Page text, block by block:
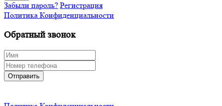
Забыли пароль? Регистрация
Политика Конфиденциальности
Обратный звонок
Отправить